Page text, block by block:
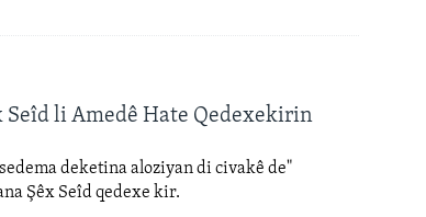
li Amedê Hate Qedexekirin
deketina aloziyan di civakê de"
Şêx Seîd qedexe kir.